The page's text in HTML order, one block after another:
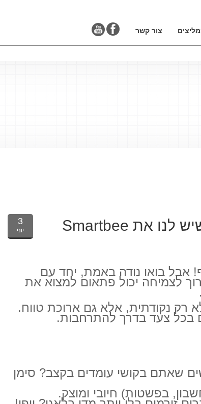
צור קשר
3
יוני
איך להכין את העסק שלכם לעתיד: טיפים לניהול צמיחה והתרחבות – ובטח שיש לנו את Smartbee
אבל בואו נודה באמת, יחד עם
לצמיחה יכול פתאום למצוא את
רק נקודתית, אלא גם ארוכת טווח.
שאתם בקושי עומדים בקצב? סימן
בפשטות) חיובי ומוצק.